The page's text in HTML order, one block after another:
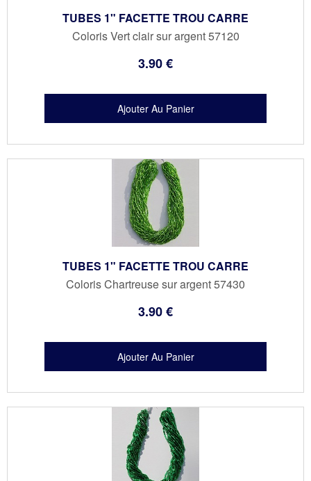
TUBES 1" FACETTE TROU CARRE
Coloris Vert clair sur argent 57120
3.90€
TUBES 1" FACETTE TROU CARRE
Coloris Chartreuse sur argent 57430
3.90€